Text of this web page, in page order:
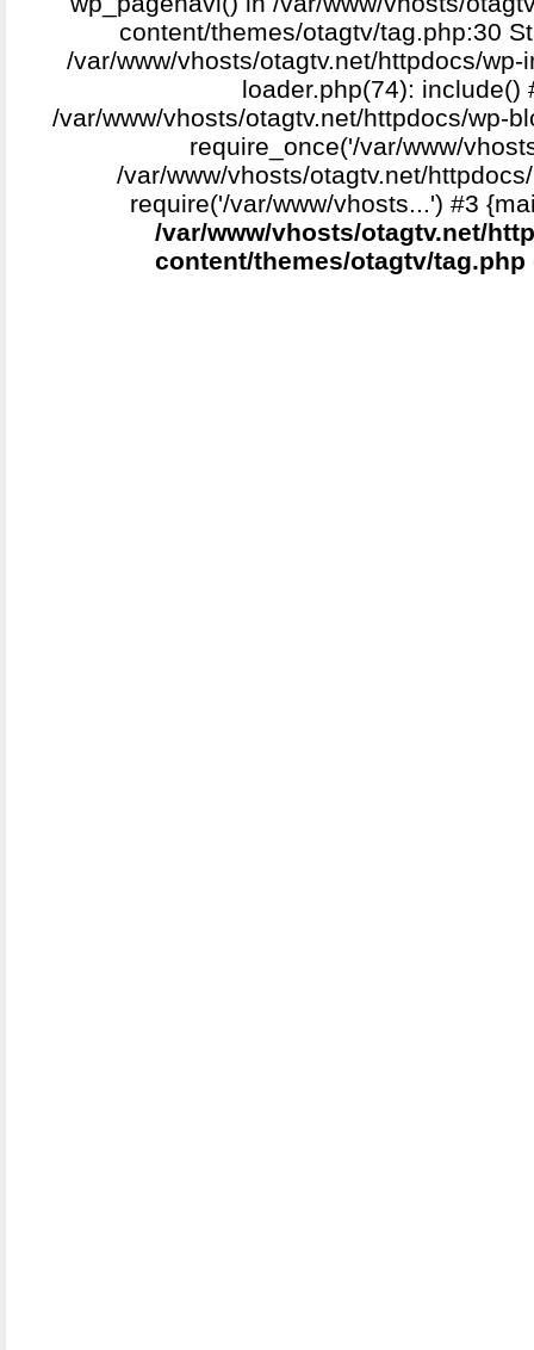
content/themes/otagtv/tag.php:30
/var/www/vhosts/otagtv.net/httpdocs/
loader.php(74): include()
/var/www/vhosts/otagtv.net/httpdocs/wp-
require_once('/var/www/
/var/www/vhosts/otagtv.net/
require('/var/www/vhosts...') #3
/var/www/vhosts/otagtv.net/
content/themes/otagtv/tag.php